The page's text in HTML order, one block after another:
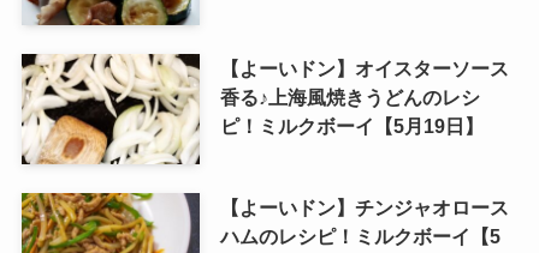
【よーいドン】オイスターソース
香る♪上海風焼きうどんのレシ
ピ！ミルクボーイ【5月19日】
【よーいドン】チンジャオロース
ハムのレシピ！ミルクボーイ【5